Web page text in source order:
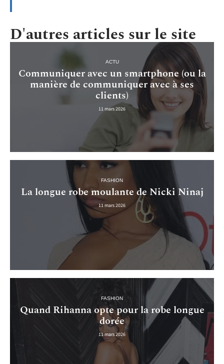
D'autres articles sur le site
ACTU
Communiquer avec un smartphone (ou la
manière de communiquer avec à ses
clients)
11 mars 2026
FASHION
La longue robe moulante de Nicki Ninaj
11 mars 2026
FASHION
Quand Rihanna opte pour la robe longue
dorée
11 mars 2026